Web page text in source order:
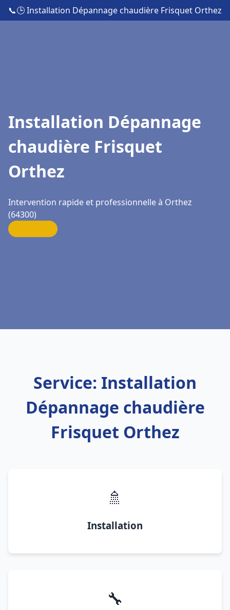
📞🕒 Installation Dépannage chaudière Frisquet Orthez
Installation Dépannage
chaudière Frisquet
Orthez
Intervention rapide et professionnelle à Orthez
(64300)
Service: Installation
Dépannage chaudière
Frisquet Orthez
🚿
Installation
🔧